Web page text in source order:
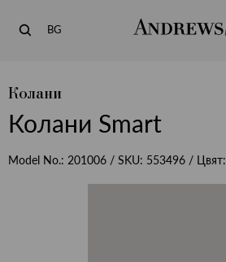
BG
Колани
Колани Smart
Model No.: 201006 / SKU: 553496 / Цвят: